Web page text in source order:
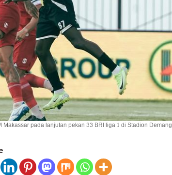
pada lanjutan pekan 33 BRI liga 1 di Stadion Demang